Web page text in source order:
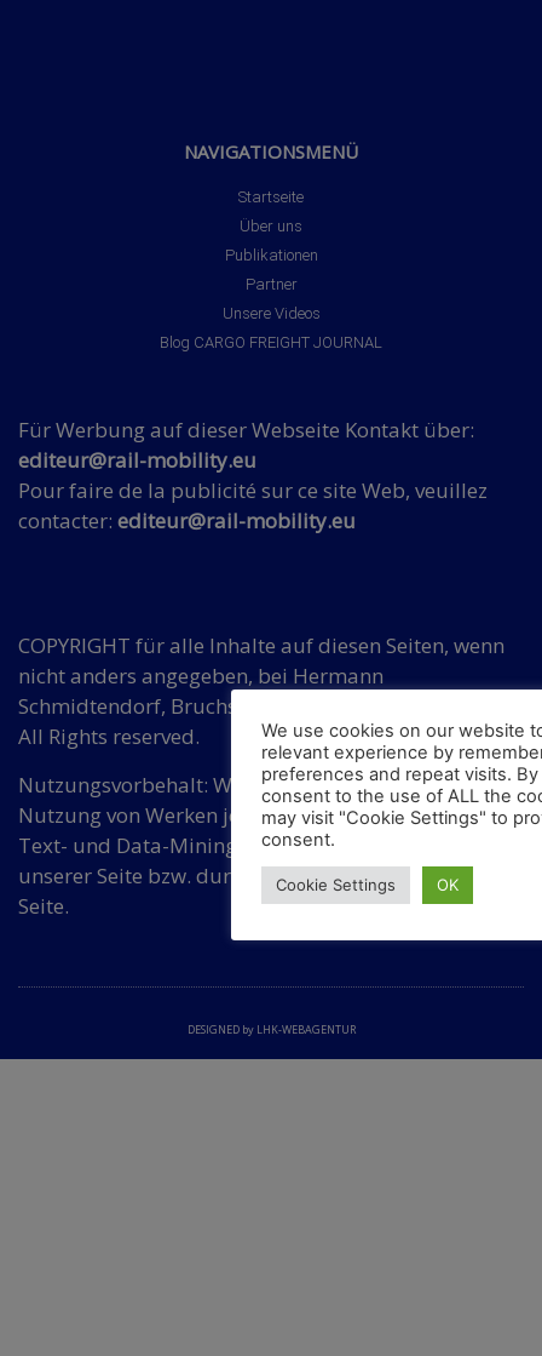
NAVIGATIONSMENÜ
Startseite
Über uns
Publikationen
Partner
Unsere Videos
Blog CARGO FREIGHT JOURNAL
Für Werbung auf dieser Webseite Kontakt über:
editeur@rail-mobility.eu
Pour faire de la publicité sur ce site Web, veuillez
contacter: editeur@rail-mobility.eu
COPYRIGHT für alle Inhalte auf diesen Seiten, wenn
nicht anders angegeben, bei Hermann
Schmidtendorf, Bruchsaler Str. 3, DE 10715 Berlin.
All Rights reserved.
Nutzungsvorbehalt: Wir widersprechen einer
Nutzung von Werken jeder Art auf dieser Seite für
Text- und Data-Mining ohne Zustimmung von
unserer Seite bzw. durch eine dafür bevollmächtigte
Seite.
DESIGNED by LHK-WEBAGENTUR
We use cookies on our website
relevant experience by
preferences and repeat visits. By
consent to the use of ALL the
may visit "Cookie Settings" to
consent.
Cookie Settings OK